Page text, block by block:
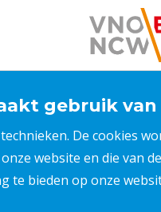
gebruik
De cookies
website en die van
te bieden op onze